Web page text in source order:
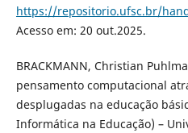
https://repositorio.ufsc.br/
Acesso em: 20 out.2025.
BRACKMANN, Christian
pensamento computacional
desplugadas na educação
Informática na Educação) –